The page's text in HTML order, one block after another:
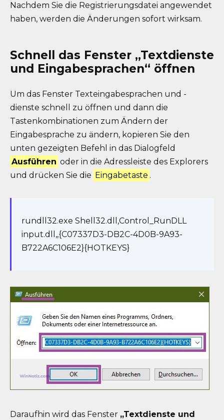
Nachdem Sie die Registrierungsdatei angewendet
haben, werden die Änderungen sofort wirksam.
Schnell das Fenster „Textdienste
und Eingabesprachen“ öffnen
Um das Fenster Texteingabesprachen und -
dienste schnell zu öffnen und dann die
Tastenkombinationen zum Ändern der
Eingabesprache zu ändern, kopieren Sie den
unten gezeigten Befehl in das Dialogfeld
Ausführen oder in die Adressleiste des Explorers
und drücken Sie die Eingabetaste .
rundll32.exe Shell32.dll,Control_RunDLL
input.dll,,{C07337D3-DB2C-4D0B-9A93-
B722A6C106E2}{HOTKEYS}
Daraufhin wird das Fenster „Textdienste und